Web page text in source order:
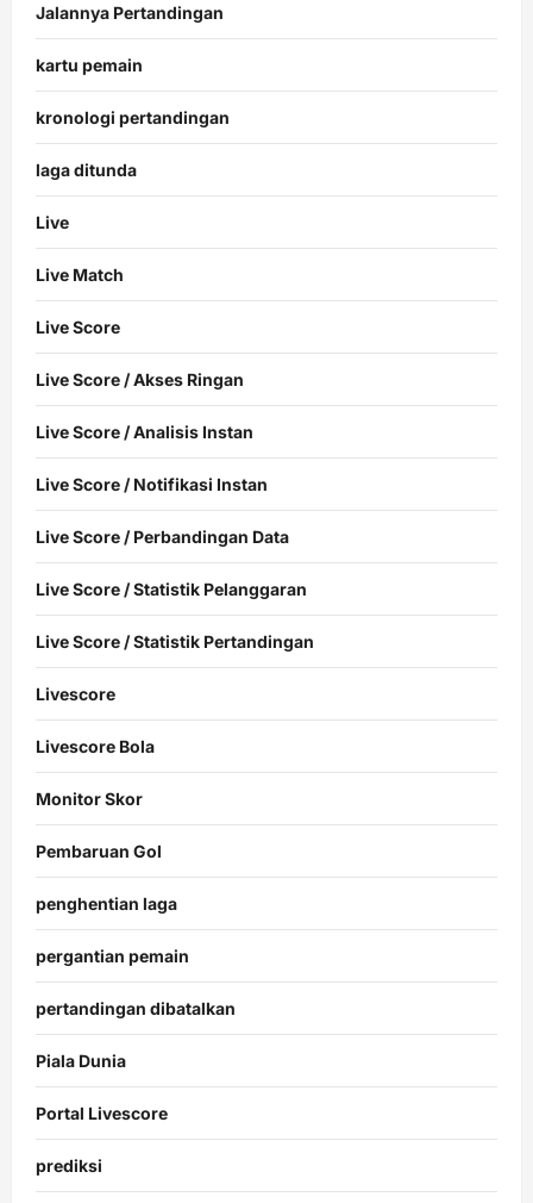
Jalannya Pertandingan
kartu pemain
kronologi pertandingan
laga ditunda
Live
Live Match
Live Score
Live Score / Akses Ringan
Live Score / Analisis Instan
Live Score / Notifikasi Instan
Live Score / Perbandingan Data
Live Score / Statistik Pelanggaran
Live Score / Statistik Pertandingan
Livescore
Livescore Bola
Monitor Skor
Pembaruan Gol
penghentian laga
pergantian pemain
pertandingan dibatalkan
Piala Dunia
Portal Livescore
prediksi